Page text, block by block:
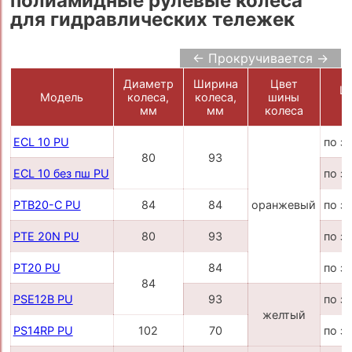
для гидравлических тележек
← Прокручивается →
Модель
Диаметр
колеса,
мм
Ширина
колеса,
мм
Цвет
шины
колеса
ECL 10 PU
80
93
оранжевый
по
ECL 10 без пш PU по
PTB20-C PU 84 84 по
PTE 20N PU 80 93 по
PT20 PU
84
84 по
PSE12B PU
93
желтый
по
PS14RP PU 102 70 по